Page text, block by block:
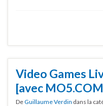
Video Games
[avec
DeGuillaume Verdin dans la